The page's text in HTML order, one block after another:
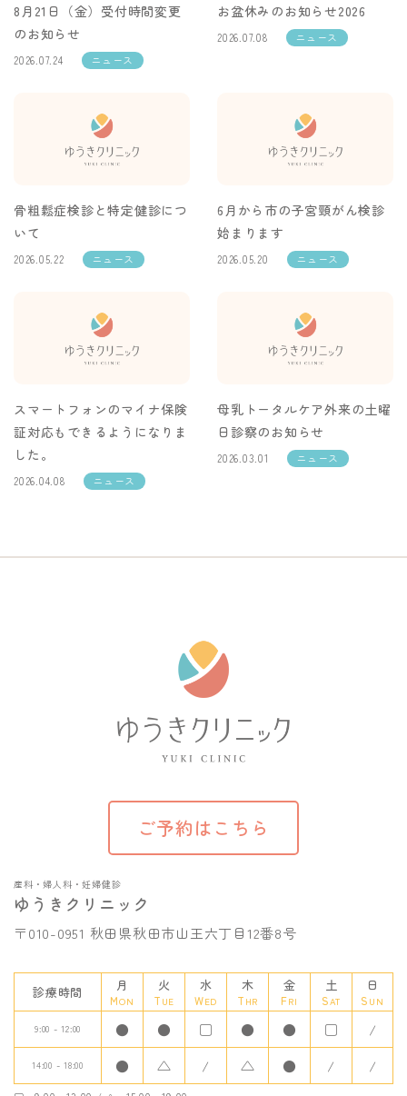
8月21日（金）受付時間変更
のお知らせ
2026.07.24 ニュース
お盆休みのお知らせ2026
2026.07.08 ニュース
骨粗鬆症検診と特定健診につ
いて
2026.05.22 ニュース
6月から市の子宮頸がん検診
始まります
2026.05.20 ニュース
スマートフォンのマイナ保険
証対応もできるようになりま
した。
2026.04.08 ニュース
母乳トータルケア外来の土曜
日診察のお知らせ
2026.03.01 ニュース
ご予約はこちら
産科・婦人科・妊婦健診
ゆうきクリニック
〒010-0951 秋田県秋田市山王六丁目12番8号
診療時間 月
MON
火
TUE
水
WED
木
THR
金
FRI
土
SAT
日
SUN
9:00 - 12:00
● ● □ ● ● □ /
14:00 - 18:00 ● △ / △ ● / /